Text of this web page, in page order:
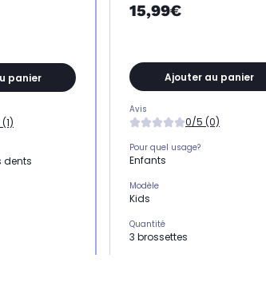
panier
dents
15,99€
Ajouter au panier
Avis
0/5 (0)
Pour quel usage?
Enfants
Modèle
Kids
Quantité
3 brossettes